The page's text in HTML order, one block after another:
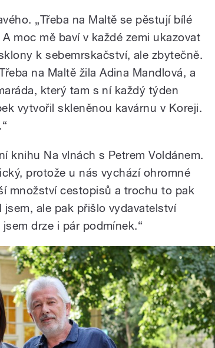
„Třeba na Maltě se pěstují bílé
moc mě baví v každé zemi ukazovat
k sebemrskačství, ale zbytečně.
na Maltě žila Adina Mandlová, a
který tam s ní každý týden
vytvořil skleněnou kavárnu v Koreji.
knihu Na vlnách s Petrem Voldánem.
protože u nás vychází ohromné
množství cestopisů a trochu to pak
ale pak přišlo vydavatelství
drze i pár podmínek.“